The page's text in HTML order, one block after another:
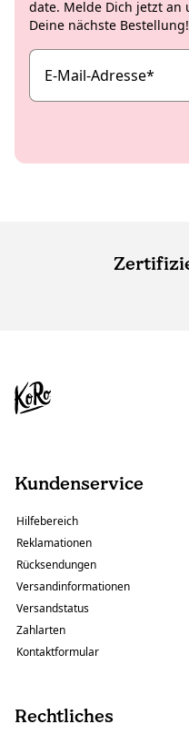
date. Melde Dich jetzt an
Deine nächste Bestellung!
E-Mail-Adresse*
Kundenservice
Hilfebereich
Reklamationen
Rücksendungen
Versandinformationen
Versandstatus
Zahlarten
Kontaktformular
Rechtliches